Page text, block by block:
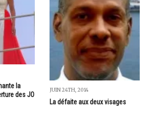
la
des JO
JUIN 24TH, 2014
La défaite aux deux visages